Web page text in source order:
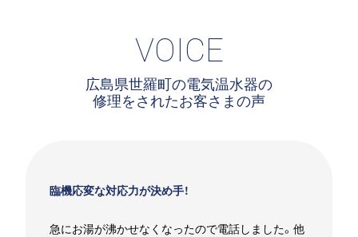
VOICE
広島県世羅町の電気温水器の
修理をされたお客さまの声
臨機応変な対応力が決め手！
急にお湯が沸かせなくなったので電話しました。他